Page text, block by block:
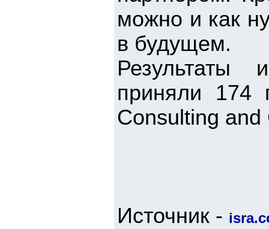
можно и как
в будущем.
Результаты
приняли 174
Consulting
Источник -